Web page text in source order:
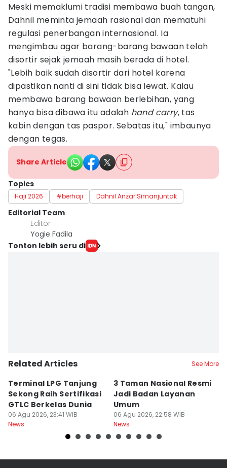
Meski memaklumi tradisi membawa buah tangan,
Dahnil meminta jemaah rasional dan mematuhi
regulasi penerbangan internasional. Ia
mengimbau agar barang-barang bawaan telah
disortir sejak jemaah masih berada di hotel.
"Lebih baik sudah disortir dari hotel karena
dipastikan nanti di sini tidak bisa lewat. Kalau
membawa barang bawaan berlebihan, yang
hanya bisa dibawa itu adalah hand carry, tas
kabin dengan tas paspor. Sebatas itu," imbaunya
dengan tegas.
Share Article
Topics
Haji 2026 #berhaji Dahnil Anzar Simanjuntak
Editorial Team
Editor
Yogie Fadila
Tonton lebih seru di
Related Articles See More
Terminal LPG Tanjung
Sekong Raih Sertifikasi
GTLC Berkelas Dunia
06 Agu 2026, 23:41 WIB
News
3 Taman Nasional Resmi
Jadi Badan Layanan
Umum
06 Agu 2026, 22:58 WIB
News